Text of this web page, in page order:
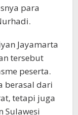
para
Jayamarta
tersebut
peserta.
berasal dari
tetapi juga
Sulawesi